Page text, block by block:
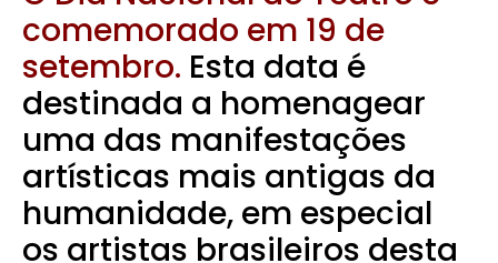
comemorado em 19 de
setembro. Esta data é
destinada a homenagear
uma das manifestações
artísticas mais antigas da
humanidade, em especial
os artistas brasileiros desta